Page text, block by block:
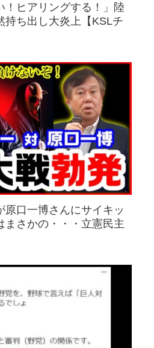
！ヒアリングする！」陸
持ち出し大炎上【KSLチ
原口一博さんにサイキッ
まさかの・・・立憲民主